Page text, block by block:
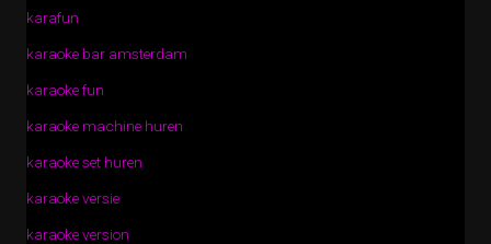
karafun
karaoke bar amsterdam
karaoke fun
karaoke machine huren
karaoke set huren
karaoke versie
karaoke version